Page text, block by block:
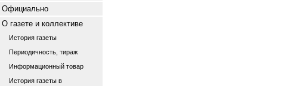
Официально
О газете и коллективе
История газеты
Периодичность, тираж
Информационный товар
История газеты в